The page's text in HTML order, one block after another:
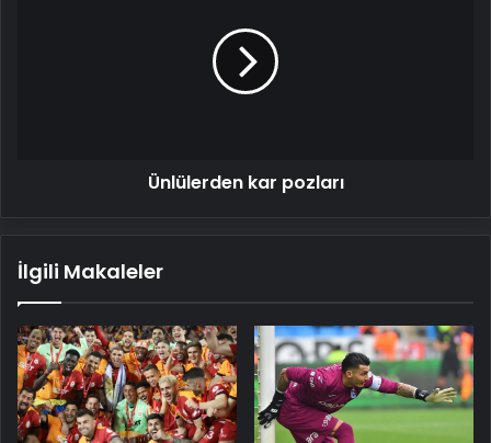
Ünlülerden kar pozları
İlgili Makaleler